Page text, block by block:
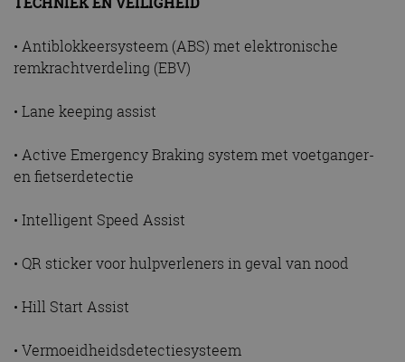
• Antiblokkeersysteem (ABS) met elektronische
remkrachtverdeling (EBV)
• Lane keeping assist
• Active Emergency Braking system met voetganger-
en fietserdetectie
• Intelligent Speed Assist
• QR sticker voor hulpverleners in geval van nood
• Hill Start Assist
• Vermoeidheidsdetectiesysteem